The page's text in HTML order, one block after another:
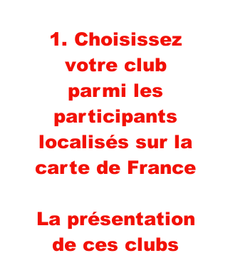
1. Choisissez
votre club
parmi les
participants
localisés sur la
carte de France
La présentation
de ces clubs